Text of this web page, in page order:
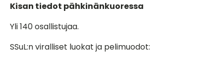
Kisan tiedot pähkinänkuoressa
Yli 140 osallistujaa.
SSuL:n viralliset luokat ja pelimuodot: